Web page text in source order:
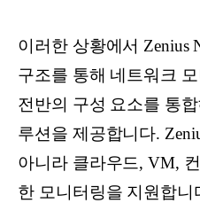
이러한 상황에서 Zenius
구조를 통해 네트워크
전반의 구성 요소를 통
루션을 제공합니다.
아니라 클라우드, VM,
한 모니터링을 지원합